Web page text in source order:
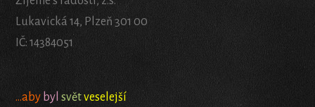
Lukavická 14, Plzeň 301 00
IČ: 14384051
...aby byl světveselejší